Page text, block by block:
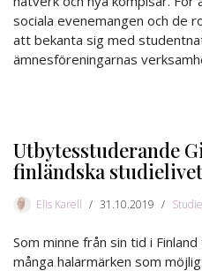
sociala evenemangen och de
att bekanta sig med
ämnesföreningarnas
Utbytesstuderande
finländska studielivet
Elis Karell 31.10.2019
Som minne från sin tid i
många halarmärken som